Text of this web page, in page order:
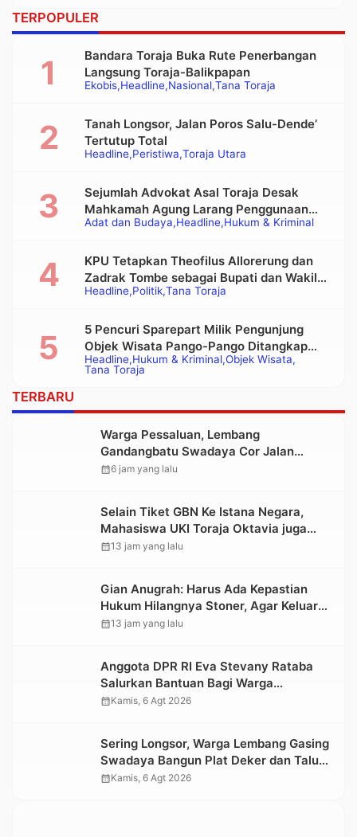
TERPOPULER
Ekobis Headline Nasional Tana Toraja
Bandara Toraja Buka Rute Penerbangan
Langsung Toraja-Balikpapan
Headline Peristiwa Toraja Utara
Tanah Longsor, Jalan Poros Salu-Dende’
Tertutup Total
Adat dan Budaya Headline Hukum & Kriminal
Sejumlah Advokat Asal Toraja Desak
Mahkamah Agung Larang Penggunaan
Alat Berat pada Eksekusi Rumah Adat
Headline Politik Tana Toraja
KPU Tetapkan Theofilus Allorerung dan
Zadrak Tombe sebagai Bupati dan Wakil
Bupati Tana Toraja Terpilih
Headline Hukum & Kriminal Objek Wisata
Tana Toraja
5 Pencuri Sparepart Milik Pengunjung
Objek Wisata Pango-Pango Ditangkap
Polisi
TERBARU
Warga Pessaluan, Lembang
Gandangbatu Swadaya Cor Jalan
Kabupaten
calendar_month6 jam yang lalu
Selain Tiket GBN Ke Istana Negara,
Mahasiswa UKI Toraja Oktavia juga
Lolos ke Pekan Seni Mahasiswa
calendar_month13 jam yang lalu
Gian Anugrah: Harus Ada Kepastian
Hukum Hilangnya Stoner, Agar Keluarga
tidak Larut dalam Trauma dan
calendar_month13 jam yang lalu
Anggota DPR RI Eva Stevany Rataba
Salurkan Bantuan Bagi Warga
Terdampak Longsor di Buntu Pepasan
calendar_monthKamis, 6 Agt 2026
Sering Longsor, Warga Lembang Gasing
Swadaya Bangun Plat Deker dan Talut
Jalan Penghubung Antar Lembang
calendar_monthKamis, 6 Agt 2026